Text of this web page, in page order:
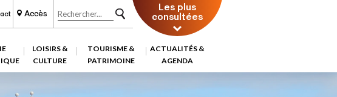
Accès Les plus
consultées
LOISIRS &
CULTURE
TOURISME &
PATRIMOINE
ACTUALITÉS &
AGENDA